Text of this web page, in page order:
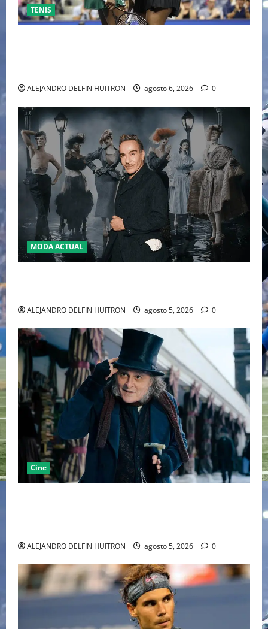
TENIS
ALEJANDRO DELFIN HUITRON agosto 6, 2026 0
MODA ACTUAL
ALEJANDRO DELFIN HUITRON agosto 5, 2026 0
Cine
ALEJANDRO DELFIN HUITRON agosto 5, 2026 0